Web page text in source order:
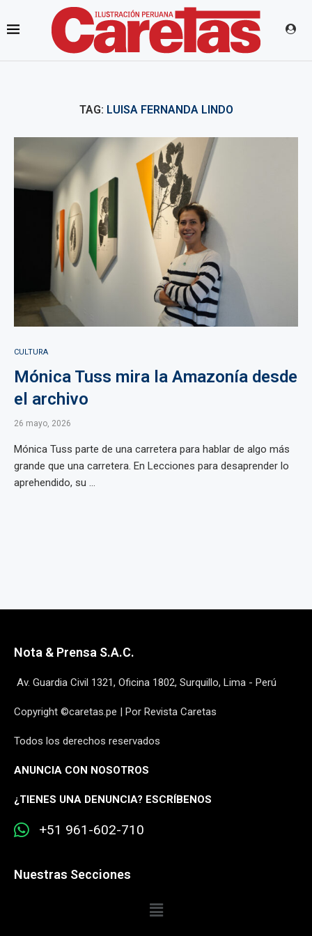
TAG: LUISA FERNANDA LINDO
CULTURA
Mónica Tuss mira la Amazonía desde
el archivo
26 mayo, 2026
Mónica Tuss parte de una carretera para hablar de algo más
grande que una carretera. En Lecciones para desaprender lo
aprehendido, su ...
Nota & Prensa S.A.C.
Av. Guardia Civil 1321, Oficina 1802, Surquillo, Lima - Perú
Copyright ©caretas.pe | Por Revista Caretas
Todos los derechos reservados
ANUNCIA CON NOSOTROS
¿TIENES UNA DENUNCIA? ESCRÍBENOS
+51 961-602-710
Nuestras Secciones